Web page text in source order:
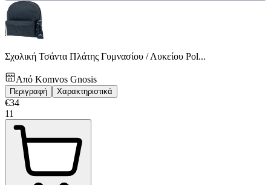
Σχολική Τσάντα Πλάτης Γυμνασίου / Λυκείου Pol...
Από Komvos Gnosis
Περιγραφή Χαρακτηριστικά
€34
11